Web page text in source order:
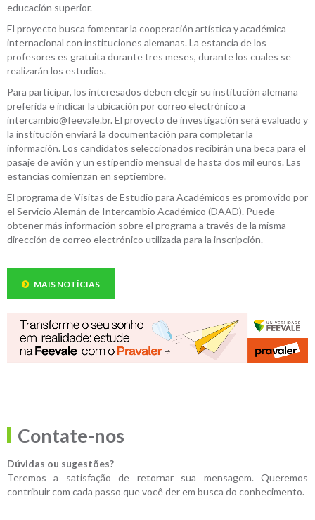
educación superior.
El proyecto busca fomentar la cooperación artística y académica
internacional con instituciones alemanas. La estancia de los
profesores es gratuita durante tres meses, durante los cuales se
realizarán los estudios.
Para participar, los interesados deben elegir su institución alemana
preferida e indicar la ubicación por correo electrónico a
intercambio@feevale.br. El proyecto de investigación será evaluado y
la institución enviará la documentación para completar la
información. Los candidatos seleccionados recibirán una beca para el
pasaje de avión y un estipendio mensual de hasta dos mil euros. Las
estancias comienzan en septiembre.
El programa de Visitas de Estudio para Académicos es promovido por
el Servicio Alemán de Intercambio Académico (DAAD). Puede
obtener más información sobre el programa a través de la misma
dirección de correo electrónico utilizada para la inscripción.
MAIS NOTÍCIAS
Contate-nos
Dúvidas ou sugestões?
Teremos a satisfação de retornar sua mensagem. Queremos
contribuir com cada passo que você der em busca do conhecimento.